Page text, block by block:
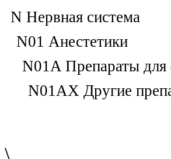
N Нервная система
N01 Анестетики
N01A Препараты для
N01AX Другие